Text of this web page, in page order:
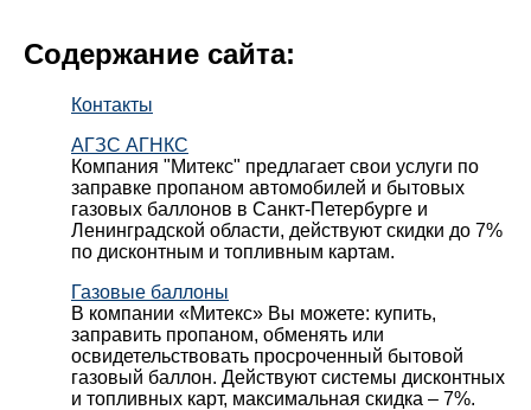
Содержание сайта:
Контакты
АГЗС АГНКС
Компания "Митекс" предлагает свои услуги по
заправке пропаном автомобилей и бытовых
газовых баллонов в Санкт-Петербурге и
Ленинградской области, действуют скидки до 7%
по дисконтным и топливным картам.
Газовые баллоны
В компании «Митекс» Вы можете: купить,
заправить пропаном, обменять или
освидетельствовать просроченный бытовой
газовый баллон. Действуют системы дисконтных
и топливных карт, максимальная скидка – 7%.